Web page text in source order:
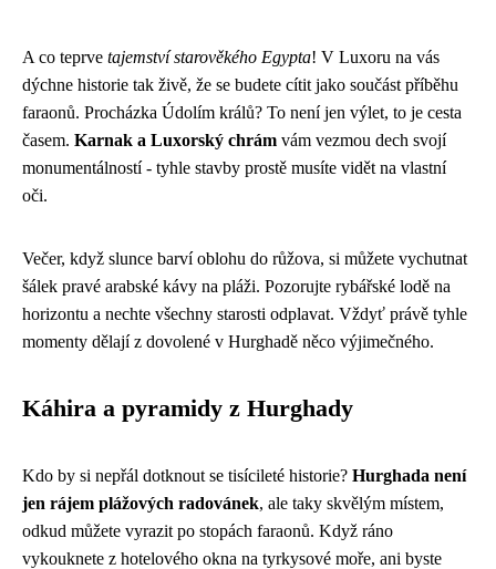
A co teprve tajemství starověkého Egypta! V Luxoru na vás
dýchne historie tak živě, že se budete cítit jako součást příběhu
faraonů. Procházka Údolím králů? To není jen výlet, to je cesta
časem. Karnak a Luxorský chrám vám vezmou dech svojí
monumentálností - tyhle stavby prostě musíte vidět na vlastní
oči.
Večer, když slunce barví oblohu do růžova, si můžete vychutnat
šálek pravé arabské kávy na pláži. Pozorujte rybářské lodě na
horizontu a nechte všechny starosti odplavat. Vždyť právě tyhle
momenty dělají z dovolené v Hurghadě něco výjimečného.
Káhira a pyramidy z Hurghady
Kdo by si nepřál dotknout se tisícileté historie? Hurghada není
jen rájem plážových radovánek, ale taky skvělým místem,
odkud můžete vyrazit po stopách faraonů. Když ráno
vykouknete z hotelového okna na tyrkysové moře, ani byste